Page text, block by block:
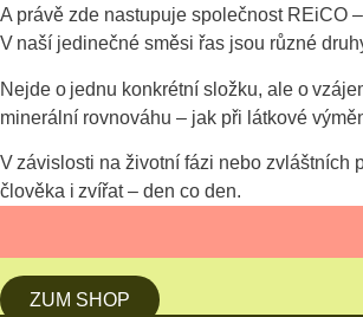
A právě zde nastupuje společnost REiCO
V naší jedinečné směsi řas jsou různé
Nejde o jednu konkrétní složku, ale o
minerální rovnováhu – jak při látkové
V závislosti na životní fázi nebo zvláštních
člověka i zvířat – den co den.
ZUM SHOP